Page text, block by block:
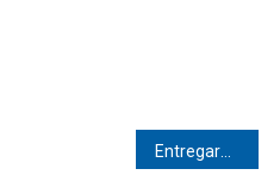
Entregaron reconocimientos en el Tec de Pinotepa